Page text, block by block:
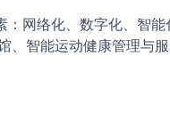
网络化、数字化、智能
、智能运动健康管理与